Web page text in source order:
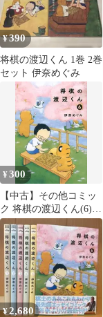
¥390
将棋の渡辺くん 1巻 2巻
セット 伊奈めぐみ
¥300
【中古】その他コミッ
ク 将棋の渡辺くん(6) /
伊奈めぐみ
¥2,680